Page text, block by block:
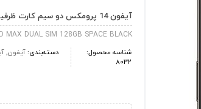
آیفون 14 پرومکس دو سیم کارت ظرفیت 128 گیگابایت مشکی
MAX DUAL SIM 128GB SPACE BLACK
شناسه محصول:
8032
دسته‌بندی:آیفون,